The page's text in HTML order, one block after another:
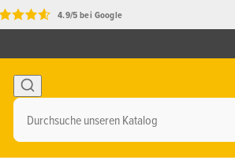
4.9/5 bei Google